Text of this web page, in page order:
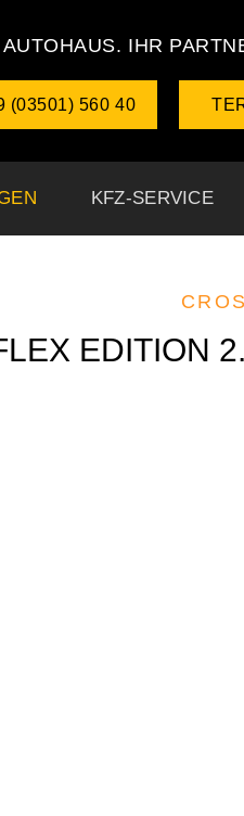
AUTOHAUS. IHR
(03501) 560 40
KFZ-SERVICE
EDITION